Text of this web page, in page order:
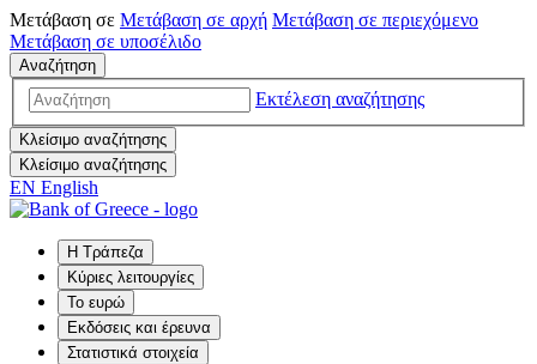
Μετάβαση σε Μετάβαση σε αρχή Μετάβαση σε περιεχόμενο
Μετάβαση σε υποσέλιδο
Αναζήτηση
Εκτέλεση αναζήτησης
Κλείσιμο αναζήτησης
Κλείσιμο αναζήτησης
EN English
Η Τράπεζα
Κύριες λειτουργίες
Το ευρώ
Εκδόσεις και έρευνα
Στατιστικά στοιχεία